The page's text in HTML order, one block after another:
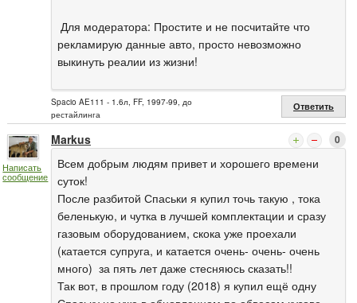
Для модератора: Простите и не посчитайте что
рекламирую данные авто, просто невозможно
выкинуть реалии из жизни!
Spacio AE111 - 1.6л, FF, 1997-99, до
рестайлинга
Ответить
Написать
сообщение
Markus 0
Всем добрым людям привет и хорошего времени
суток!
После разбитой Спаськи я купил точь такую , тока
беленькую, и чутка в лучшей комплектации и сразу
газовым оборудованием, скока уже проехали
(катается супруга, и катается очень- очень- очень
много) за пять лет даже стесняюсь сказать!!
Так вот, в прошлом году (2018) я купил ещё одну